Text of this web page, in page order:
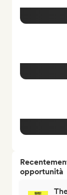
opportunità